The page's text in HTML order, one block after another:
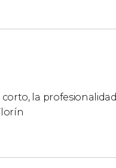
la